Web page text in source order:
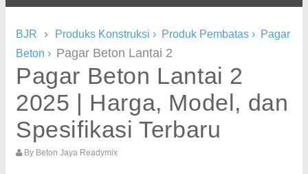
BJR › Produks Konstruksi › Produk Pembatas › Pagar
Beton › Pagar Beton Lantai 2
Pagar Beton Lantai 2
2025 | Harga, Model, dan
Spesifikasi Terbaru
By Beton Jaya Readymix